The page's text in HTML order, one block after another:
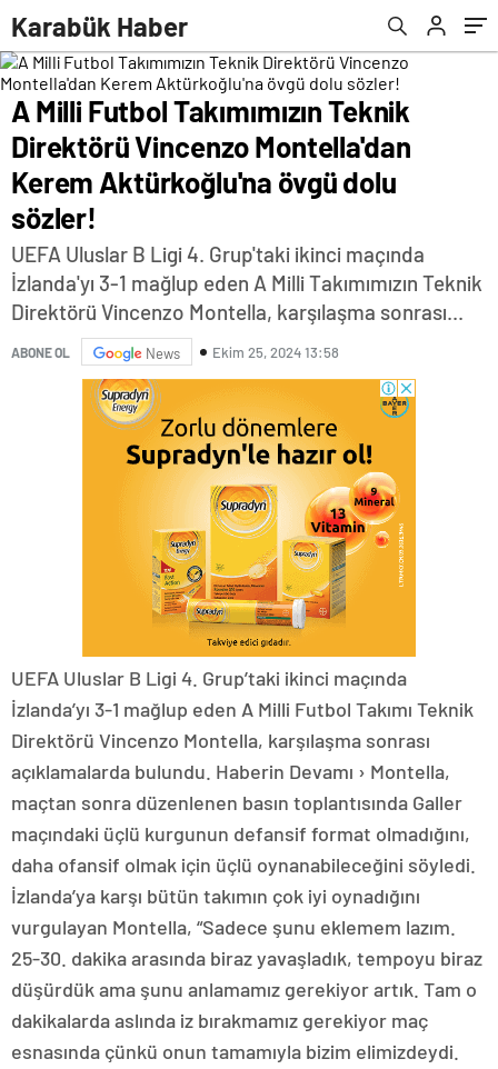
Karabük Haber
A Milli Futbol Takımımızın Teknik
Direktörü Vincenzo Montella'dan
Kerem Aktürkoğlu'na övgü dolu
sözler!
UEFA Uluslar B Ligi 4. Grup'taki ikinci maçında
İzlanda'yı 3-1 mağlup eden A Milli Takımımızın Teknik
Direktörü Vincenzo Montella, karşılaşma sonrası...
ABONE OL News Ekim 25, 2024 13:58
UEFA Uluslar B Ligi 4. Grup’taki ikinci maçında
İzlanda’yı 3-1 mağlup eden A Milli Futbol Takımı Teknik
Direktörü Vincenzo Montella, karşılaşma sonrası
açıklamalarda bulundu. Haberin Devamı › Montella,
maçtan sonra düzenlenen basın toplantısında Galler
maçındaki üçlü kurgunun defansif format olmadığını,
daha ofansif olmak için üçlü oynanabileceğini söyledi.
İzlanda’ya karşı bütün takımın çok iyi oynadığını
vurgulayan Montella, “Sadece şunu eklemem lazım.
25-30. dakika arasında biraz yavaşladık, tempoyu biraz
düşürdük ama şunu anlamamız gerekiyor artık. Tam o
dakikalarda aslında iz bırakmamız gerekiyor maç
esnasında çünkü onun tamamıyla bizim elimizdeydi.